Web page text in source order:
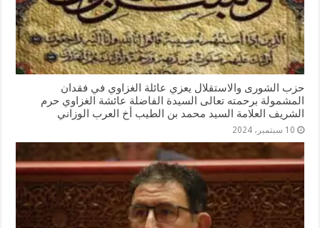
حزب الشورى والاستقلال يعزي عائلة الغزاوي في فقدان
المشمولة برحمته تعالى السيدة الفاضلة عائشة الغزاوي حرم
الشريف العلامة السيد محمد بن الطيب أخ العرب الوزاني
10 سبتمبر، 2024